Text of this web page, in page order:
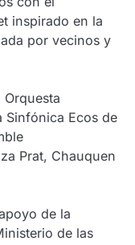
inspirado en la
por vecinos y
Sinfónica Ecos de
Prat, Chauquen
de la
de las